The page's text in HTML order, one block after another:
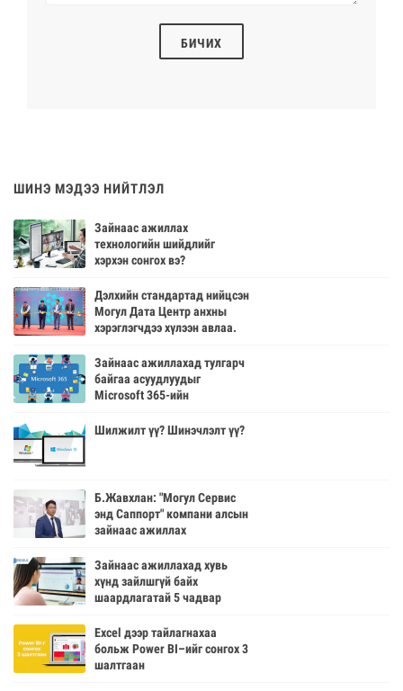
БИЧИХ
ШИНЭ МЭДЭЭ НИЙТЛЭЛ
Зайнаас ажиллах
технологийн шийдлийг
хэрхэн сонгох вэ?
Дэлхийн стандартад нийцсэн
Могул Дата Центр анхны
хэрэглэгчдээ хүлээн авлаа.
Зайнаас ажиллахад тулгарч
байгаа асуудлуудыг
Microsoft 365-ийн
шийдэх вэ?
Шилжилт үү? Шинэчлэлт үү?
Б.Жавхлан: "Могул Сервис
энд Саппорт" компани алсын
зайнаас ажиллах
нийлүүлж байна
Зайнаас ажиллахад хувь
хүнд зайлшгүй байх
шаардлагатай 5 чадвар
Excel дээр тайлагнахаа
больж Power BI–ийг сонгох 3
шалтгаан